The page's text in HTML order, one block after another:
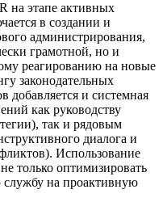
на этапе активных
в создании и
администрирования,
грамотной, но и
реагированию на новые
законодательных
добавляется и системная
как руководству
так и рядовым
диалога и
Использование
только оптимизировать
службу на проактивную